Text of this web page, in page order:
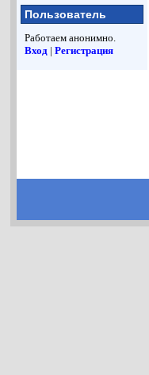
Пользователь
Работаем анонимно.
Вход |Регистрация